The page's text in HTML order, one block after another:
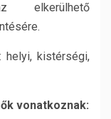
elkerülhető
helyi, kistérségi,
ők vonatkoznak: